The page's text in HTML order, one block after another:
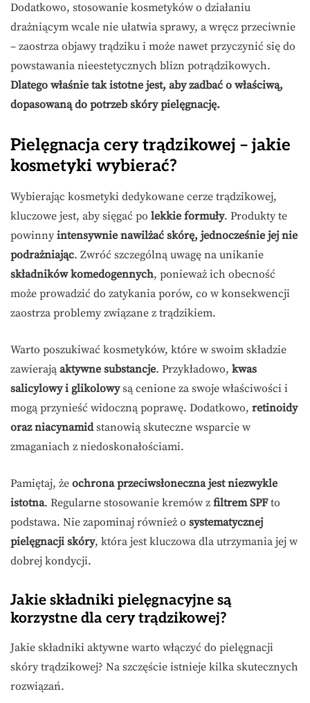
Dodatkowo, stosowanie kosmetyków o działaniu
drażniącym wcale nie ułatwia sprawy, a wręcz przeciwnie
– zaostrza objawy trądziku i może nawet przyczynić się do
powstawania nieestetycznych blizn potrądzikowych.
Dlatego właśnie tak istotne jest, aby zadbać o właściwą,
dopasowaną do potrzeb skóry pielęgnację.
Pielęgnacja cery trądzikowej – jakie
kosmetyki wybierać?
Wybierając kosmetyki dedykowane cerze trądzikowej,
kluczowe jest, aby sięgać po lekkie formuły. Produkty te
powinny intensywnie nawilżać skórę, jednocześnie jej nie
podrażniając. Zwróć szczególną uwagę na unikanie
składników komedogennych, ponieważ ich obecność
może prowadzić do zatykania porów, co w konsekwencji
zaostrza problemy związane z trądzikiem.
Warto poszukiwać kosmetyków, które w swoim składzie
zawierają aktywne substancje. Przykładowo, kwas
salicylowy i glikolowysą cenione za swoje właściwości i
mogą przynieść widoczną poprawę. Dodatkowo, retinoidy
oraz niacynamidstanowią skuteczne wsparcie w
zmaganiach z niedoskonałościami.
Pamiętaj, że ochrona przeciwsłoneczna jest niezwykle
istotna. Regularne stosowanie kremów z filtrem SPFto
podstawa. Nie zapominaj również o systematycznej
pielęgnacji skóry, która jest kluczowa dla utrzymania jej w
dobrej kondycji.
Jakie składniki pielęgnacyjne są
korzystne dla cery trądzikowej?
Jakie składniki aktywne warto włączyć do pielęgnacji
skóry trądzikowej? Na szczęście istnieje kilka skutecznych
rozwiązań.